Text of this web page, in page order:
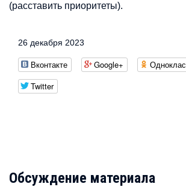
(расставить приоритеты).
26 декабря 2023
Вконтакте Google+
Twitter
Обсуждение материала